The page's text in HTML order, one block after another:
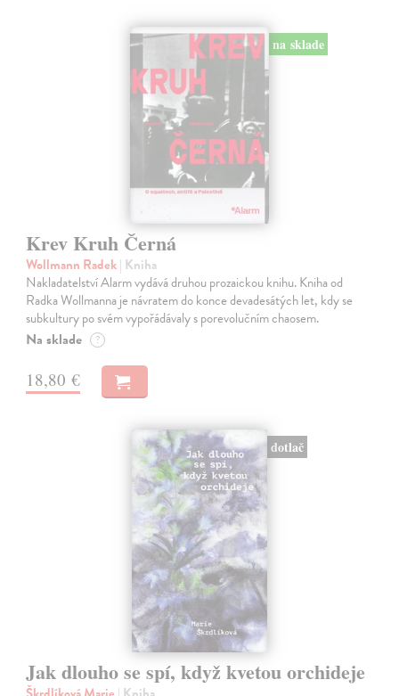
na sklade
Krev Kruh Černá
Wollmann Radek| Kniha
Nakladatelství Alarm vydává druhou prozaickou knihu. Kniha od
Radka Wollmanna je návratem do konce devadesátých let, kdy se
subkultury po svém vypořádávaly s porevolučním chaosem.
Na sklade ?
18,80 €
dotlač
Jak dlouho se spí, když kvetou orchideje